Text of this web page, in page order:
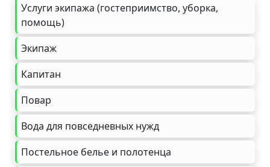
Услуги экипажа (гостеприимство, уборка,
помощь)
Экипаж
Капитан
Повар
Вода для повседневных нужд
Постельное белье и полотенца